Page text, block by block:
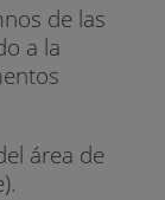
de las
a la
área de